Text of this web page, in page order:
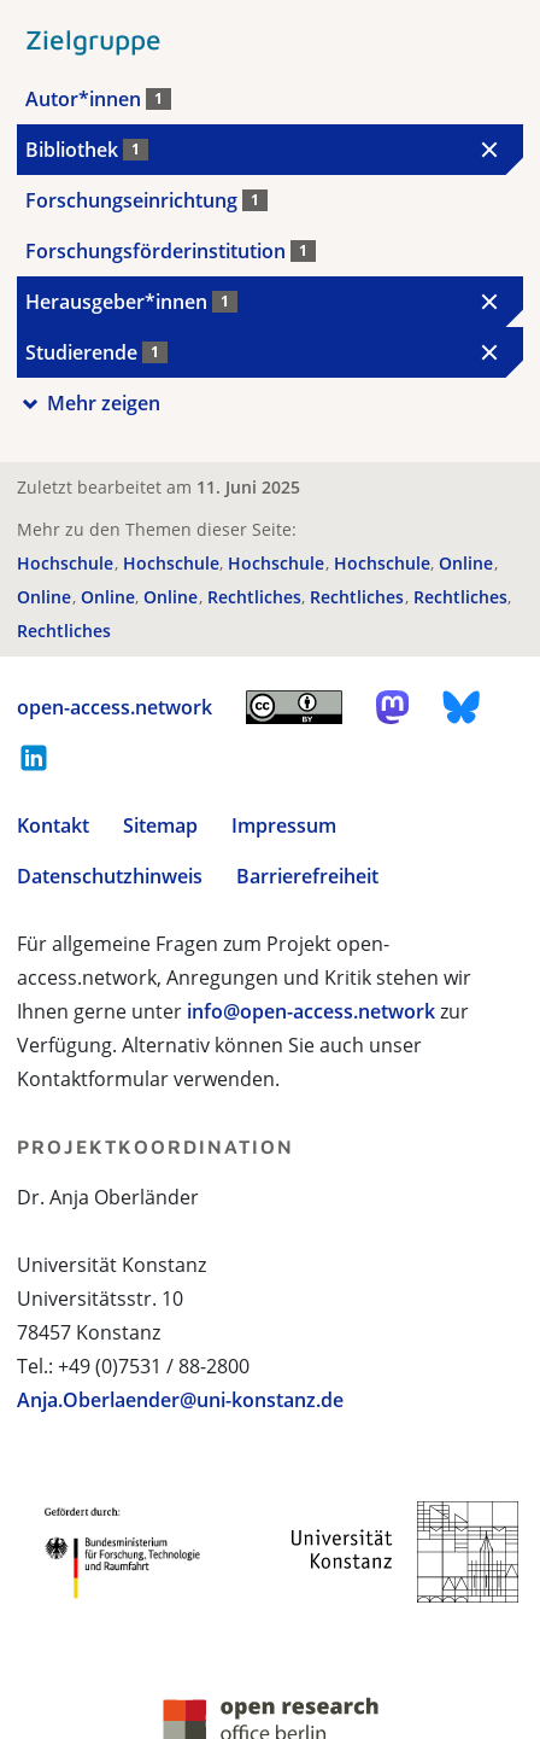
Zielgruppe
Autor*innen 1
Bibliothek 1
Forschungseinrichtung 1
Forschungsförderinstitution 1
Herausgeber*innen 1
Studierende 1
Mehr zeigen
Zuletzt bearbeitet am 11. Juni 2025
Mehr zu den Themen dieser Seite:
Hochschule Hochschule Hochschule Hochschule Online
Online Online Online Rechtliches Rechtliches Rechtliches
Rechtliches
open-access.network
Kontakt Sitemap
Impressum
Datenschutzhinweis
Barrierefreiheit
Für allgemeine Fragen zum Projekt open-
access.network, Anregungen und Kritik stehen wir
Ihnen gerne unter info@open-access.networkzur
Verfügung. Alternativ können Sie auch unser
Kontaktformular verwenden.
PROJEKTKOORDINATION
Dr. Anja Oberländer
Universität Konstanz
Universitätsstr. 10
78457 Konstanz
Tel.: +49 (0)7531 / 88-2800
Anja.Oberlaender@uni-konstanz.de